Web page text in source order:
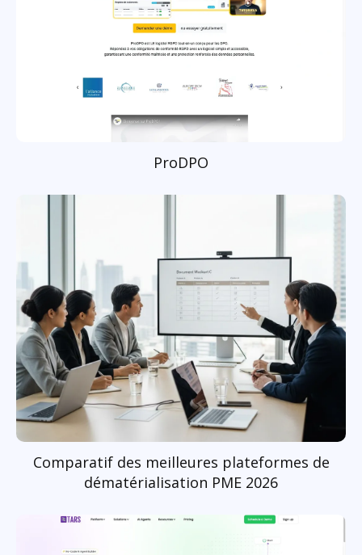
ProDPO
Comparatif des meilleures plateformes de
dématérialisation PME 2026